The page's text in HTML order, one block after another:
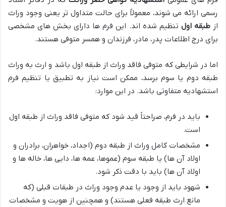
رسمی ارائه می شوند، معمولاً برای حالت متداول تر یعنی وجود وراث
ازطبقه اول تنظیم شده اند. این فرم ها دارای بخش های مشخصی
برای درج اطلاعات پدر، مادر، فرزندان و همسر متوفی هستند.
اما در شرایطی که متوفی فاقد وراث از طبقه اول باشد و ارث به وراث
طبقه دوم یا سوم برسد، ممکن است نیاز به تطبیق یا تنظیم فرم
استشهادیه متفاوتی باشد. در این موارد:
باید در فرم، صراحتاً قید شود که متوفی فاقد وراث از طبقه اول
است.
مشخصات کامل وراث از طبقه دوم (اجداد، خواهران، برادران و
اولاد آن ها) یا طبقه سوم (عموها، عمه ها، دایی ها، خاله ها و
اولاد آن ها) باید با دقت ذکر شود.
شهود باید از وجود یا عدم وجود وراث در طبقات قبلی (که
مانع ارث طبقه فعلی هستند) و همچنین از هویت و مشخصات